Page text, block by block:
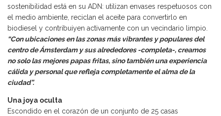
sostenibilidad está en su ADN: utilizan envases respetuosos con
el medio ambiente, reciclan el aceite para convertirlo en
biodiesel y contribuiyen activamente con un vecindario limpio.
“Con ubicaciones en las zonas más vibrantes y populares del
centro de Ámsterdam y sus alrededores -completa-, creamos
no solo las mejores papas fritas, sino también una experiencia
cálida y personal que refleja completamente el alma de la
ciudad”.
Una joya oculta
Escondido en el corazón de un conjunto de 25 casas